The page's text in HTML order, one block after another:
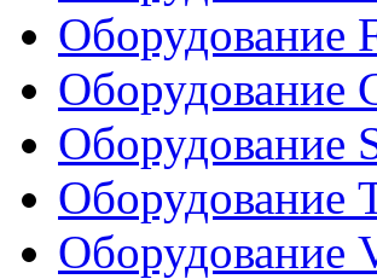
Оборудование
Оборудование
Оборудование
Оборудование
Оборудование